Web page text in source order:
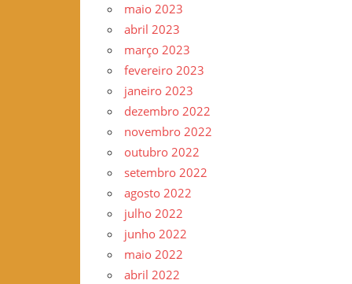
maio 2023
abril 2023
março 2023
fevereiro 2023
janeiro 2023
dezembro 2022
novembro 2022
outubro 2022
setembro 2022
agosto 2022
julho 2022
junho 2022
maio 2022
abril 2022